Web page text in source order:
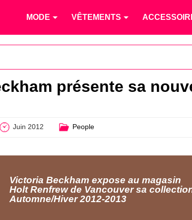
MODE VÊTEMENTS
présente sa
Juin 2012 People
Victoria Beckham expose au magasin
Holt Renfrew de Vancouver sa
Automne/Hiver 2012-2013